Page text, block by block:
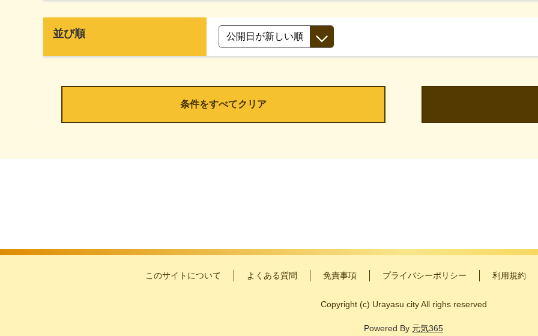
並び順
このサイトについて よくある質問 免責事項 プライバシーポリシー 利用規約
Copyright (c) Urayasu city All righs reserved
Powered By 元気365